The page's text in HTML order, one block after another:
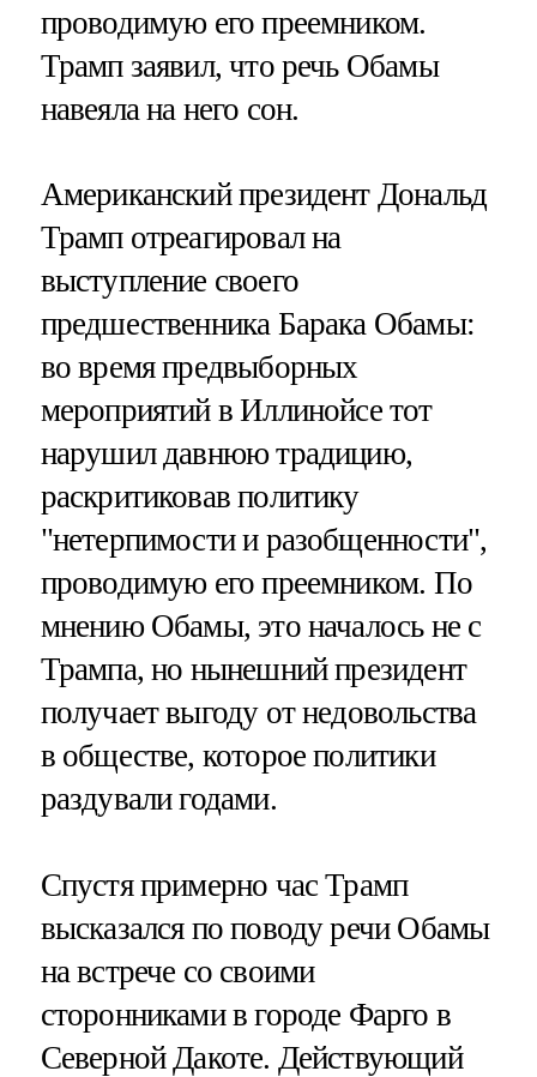
проводимую его преемником.
Трамп заявил, что речь Обамы
навеяла на него сон.
Американский президент Дональд
Трамп отреагировал на
выступление своего
предшественника Барака Обамы:
во время предвыборных
мероприятий в Иллинойсе тот
нарушил давнюю традицию,
раскритиковав политику
"нетерпимости и разобщенности",
проводимую его преемником. По
мнению Обамы, это началось не с
Трампа, но нынешний президент
получает выгоду от недовольства
в обществе, которое политики
раздували годами.
Спустя примерно час Трамп
высказался по поводу речи Обамы
на встрече со своими
сторонниками в городе Фарго в
Северной Дакоте. Действующий